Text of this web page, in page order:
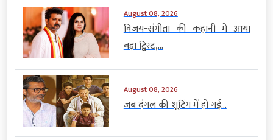
August 08, 2026
विजय-संगीता की कहानी में आया
बड़ा ट्विस्ट,...
August 08, 2026
जब दंगल की शूटिंग में हो गई...